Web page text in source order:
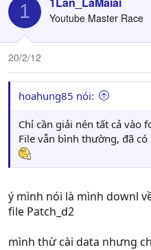
1 Youtube Master Race
20/2/12
hoahung85 nói:
Chỉ cần giải nén tất cả vào
File vẫn bình thường, đã
ý mình nói là mình downl
file Patch_d2
mình thừ cài data nhưng